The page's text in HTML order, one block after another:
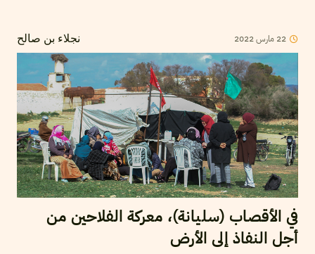
نجلاء بن صالح 22 مارس2022
في الأقصاب (سليانة)، معركة الفلاحين من
أجل النفاذ إلى الأرض